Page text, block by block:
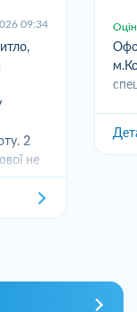
09:34
2
не